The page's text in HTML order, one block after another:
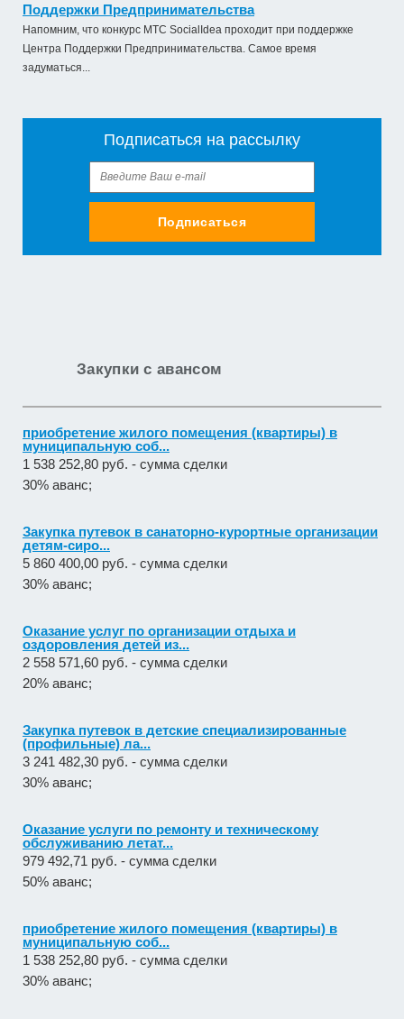
Поддержки Предпринимательства
Напомним, что конкурс МТС SocialIdea проходит при поддержке
Центра Поддержки Предпринимательства. Самое время
задуматься...
Подписаться на рассылку
Подписаться
Закупки с авансом
приобретение жилого помещения (квартиры) в
муниципальную соб...
1 538 252,80 руб. - сумма сделки
30% аванс;
Закупка путевок в санаторно-курортные организации
детям-сиро...
5 860 400,00 руб. - сумма сделки
30% аванс;
Оказание услуг по организации отдыха и
оздоровления детей из...
2 558 571,60 руб. - сумма сделки
20% аванс;
Закупка путевок в детские специализированные
(профильные) ла...
3 241 482,30 руб. - сумма сделки
30% аванс;
Оказание услуги по ремонту и техническому
обслуживанию летат...
979 492,71 руб. - сумма сделки
50% аванс;
приобретение жилого помещения (квартиры) в
муниципальную соб...
1 538 252,80 руб. - сумма сделки
30% аванс;